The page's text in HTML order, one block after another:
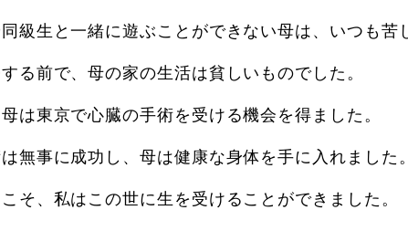
級生と一緒に遊ぶことができない母は、いつも苦
る前で、母の家の生活は貧しいものでした。
は東京で心臓の手術を受ける機会を得ました。
無事に成功し、母は健康な身体を手に入れました。
そ、私はこの世に生を受けることができました。